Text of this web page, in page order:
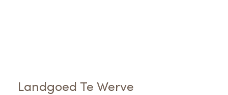
Landgoed Te Werve